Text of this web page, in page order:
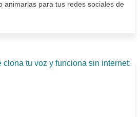
animarlas para tus redes sociales de